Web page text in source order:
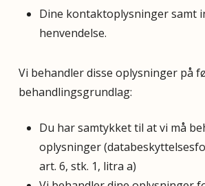
Dine kontaktoplysninger samt
henvendelse.
Vi behandler disse oplysninger på
behandlingsgrundlag:
Du har samtykket til at vi må
oplysninger
art. 6, stk. 1, litra a)